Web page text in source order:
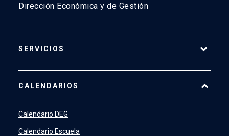
Dirección Económica y de Gestión
SERVICIOS
SIDINGlaunch
Academic Intelligence
CALENDARIOS
Calendario DEG
Calendario Escuela